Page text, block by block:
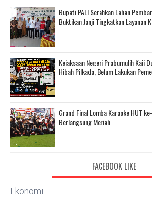
Bupati PALI Serahkan Lahan
Buktikan Janji Tingkatkan Layanan
Kejaksaan Negeri Prabumulih Kaji
Hibah Pilkada, Belum Lakukan
Grand Final Lomba Karaoke HUT
Berlangsung Meriah
FACEBOOK LIKE
Ekonomi